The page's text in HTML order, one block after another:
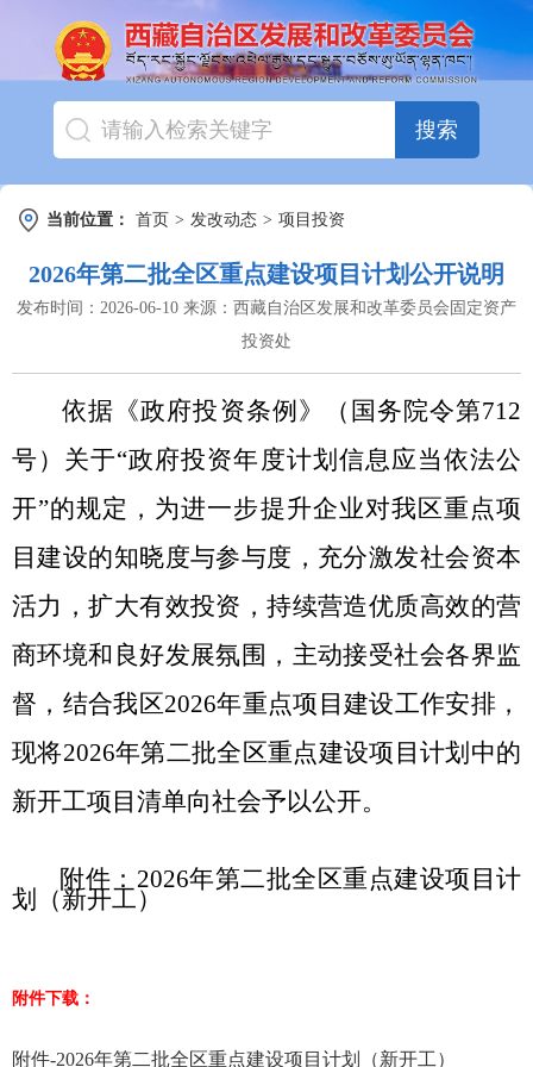
搜索
当前位置： 首页 > 发改动态 > 项目投资
2026年第二批全区重点建设项目计划公开说明
发布时间： 2026-06-10 来源： 西藏自治区发展和改革委员会固定资产
投资处
依据《政府投资条例》（国务院令第712
号）关于“政府投资年度计划信息应当依法公
开”的规定，为进一步提升企业对我区重点项
目建设的知晓度与参与度，充分激发社会资本
活力，扩大有效投资，持续营造优质高效的营
商环境和 良好发展氛围，主动接受社会各界监
督，结合我区2026年重点项目建设工作安排，
现将2026年第二批全区重点建设项目计划中的
新开工项目清单向社会予以公开。
附件： 2026年第二批全区重点建设项目计
划（新开工）
附件下载：
附件-2026年第二批全区重点建设项目计划（新开工）